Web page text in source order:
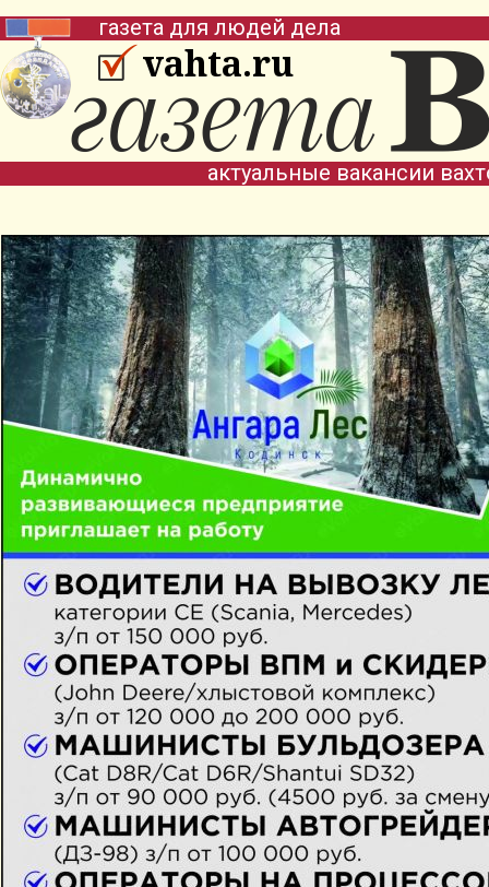
vahta.ru
газета для людей дела
актуальные вакансии